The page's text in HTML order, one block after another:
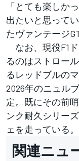
「とても楽しか
出たいと思って
たヴァンテージ
なお、現役F1
るのはストロー
るレッドブルの
2026年のニュル
定。既にその前
ンク耐久シリー
ェを走っている。
関連ニュ